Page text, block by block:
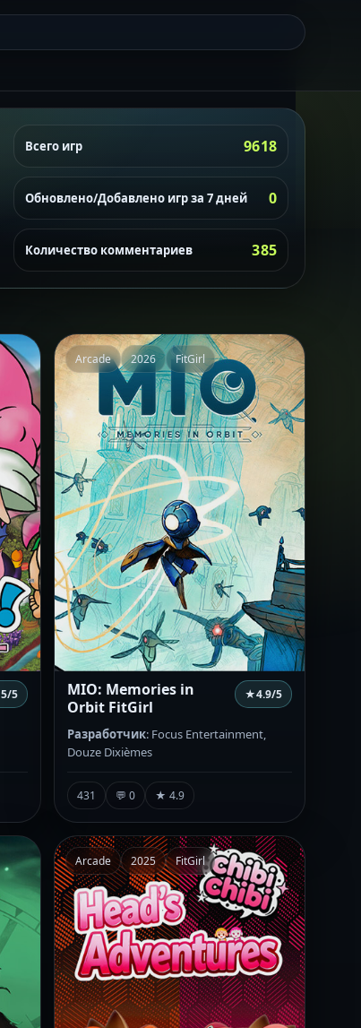
Всего игр 9618
Обновлено/Добавлено игр за 7 дней 0
Количество комментариев 385
5/5
Arcade 2026 FitGirl
MIO: Memories in
Orbit FitGirl
★4.9/5
Разработчик: Focus Entertainment,
Douze Dixièmes
431 💬 0 ★ 4.9
Arcade 2025 FitGirl